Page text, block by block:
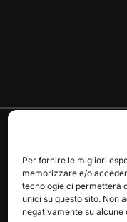
Per fornire le migliori
memorizzare e/o
tecnologie ci permetterà
unici su questo sito. Non
negativamente su